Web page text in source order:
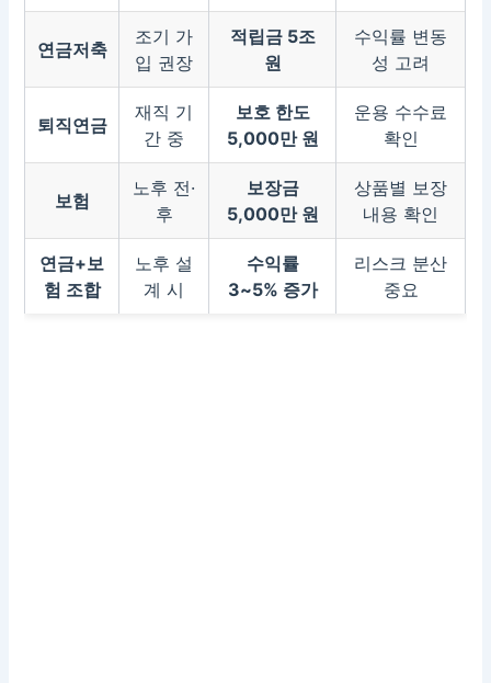
연금저축
조기 가
입 권장
적립금 5조
원
수익률 변동
성 고려
퇴직연금
재직 기
간 중
보호 한도
5,000만 원
운용 수수료
확인
보험
노후 전·
후
보장금
5,000만 원
상품별 보장
내용 확인
연금+보
험 조합
노후 설
계 시
수익률
3~5% 증가
리스크 분산
중요